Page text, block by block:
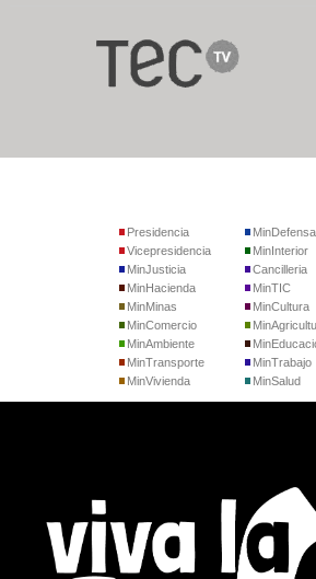
Presidencia
Vicepresidencia
MinJusticia
MinDefensa
MinInterior
Cancilleria
MinHacienda
MinMinas
MinComercio
MinTIC
MinCultura
MinAmbiente
MinTransporte
MinVivienda
MinTrabajo
MinSalud